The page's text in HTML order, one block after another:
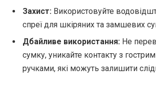
Захист: Використовуйте
спреї для шкіряних та замшевих
Дбайливе використання: Не
сумку, уникайте контакту з
ручками, які можуть залишити